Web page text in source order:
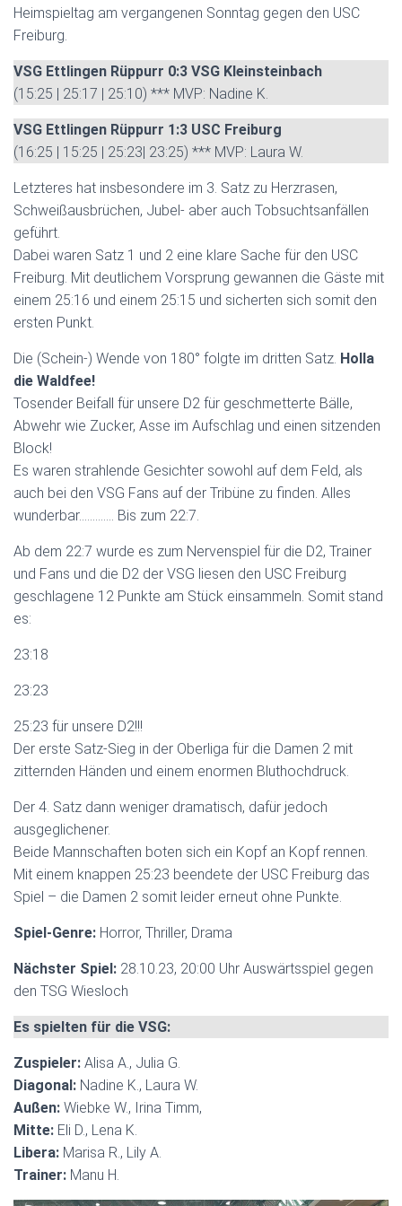
Heimspieltag am vergangenen Sonntag gegen den USC
Freiburg.
VSG Ettlingen Rüppurr 0:3 VSG Kleinsteinbach
(15:25 | 25:17 | 25:10) *** MVP: Nadine K.
VSG Ettlingen Rüppurr 1:3 USC Freiburg
(16:25 | 15:25 | 25:23| 23:25) *** MVP: Laura W.
Letzteres hat insbesondere im 3. Satz zu Herzrasen,
Schweißausbrüchen, Jubel- aber auch Tobsuchtsanfällen
geführt.
Dabei waren Satz 1 und 2 eine klare Sache für den USC
Freiburg. Mit deutlichem Vorsprung gewannen die Gäste mit
einem 25:16 und einem 25:15 und sicherten sich somit den
ersten Punkt.
Die (Schein-) Wende von 180° folgte im dritten Satz. Holla
die Waldfee!
Tosender Beifall für unsere D2 für geschmetterte Bälle,
Abwehr wie Zucker, Asse im Aufschlag und einen sitzenden
Block!
Es waren strahlende Gesichter sowohl auf dem Feld, als
auch bei den VSG Fans auf der Tribüne zu finden. Alles
wunderbar…………. Bis zum 22:7.
Ab dem 22:7 wurde es zum Nervenspiel für die D2, Trainer
und Fans und die D2 der VSG liesen den USC Freiburg
geschlagene 12 Punkte am Stück einsammeln. Somit stand
es:
23:18
23:23
25:23 für unsere D2!!!
Der erste Satz-Sieg in der Oberliga für die Damen 2 mit
zitternden Händen und einem enormen Bluthochdruck.
Der 4. Satz dann weniger dramatisch, dafür jedoch
ausgeglichener.
Beide Mannschaften boten sich ein Kopf an Kopf rennen.
Mit einem knappen 25:23 beendete der USC Freiburg das
Spiel – die Damen 2 somit leider erneut ohne Punkte.
Spiel-Genre: Horror, Thriller, Drama
Nächster Spiel: 28.10.23, 20:00 Uhr Auswärtsspiel gegen
den TSG Wiesloch
Es spielten für die VSG:
Zuspieler: Alisa A., Julia G.
Diagonal: Nadine K., Laura W.
Außen: Wiebke W., Irina Timm,
Mitte: Eli D., Lena K.
Libera: Marisa R., Lily A.
Trainer: Manu H.